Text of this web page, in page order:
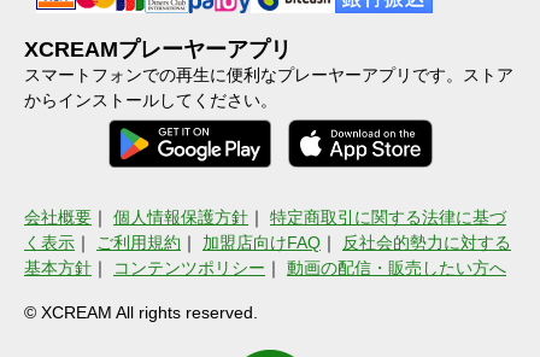
XCREAMプレーヤーアプリ
スマートフォンでの再生に便利なプレーヤーアプリです。ストア
からインストールしてください。
会社概要 ｜ 個人情報保護方針 ｜ 特定商取引に関する法律に基づ
く表示 ｜ ご利用規約 ｜ 加盟店向けFAQ ｜
反社会的勢力に対する
基本方針 ｜ コンテンツポリシー ｜ 動画の配信・販売したい方へ
© XCREAM All rights reserved.